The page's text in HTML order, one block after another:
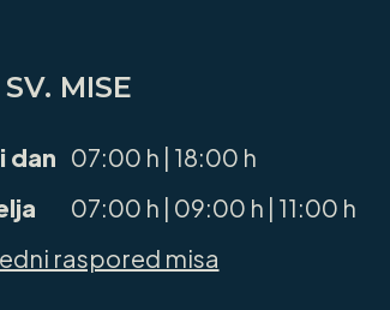
SV. MISE
dan 07:00 h | 18:00 h
07:00 h | 09:00 h | 11:00 h
raspored misa